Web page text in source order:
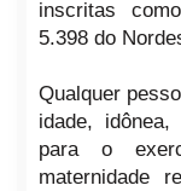
inscritas
5.398 do
Qualquer
idade,
para o
maternidade